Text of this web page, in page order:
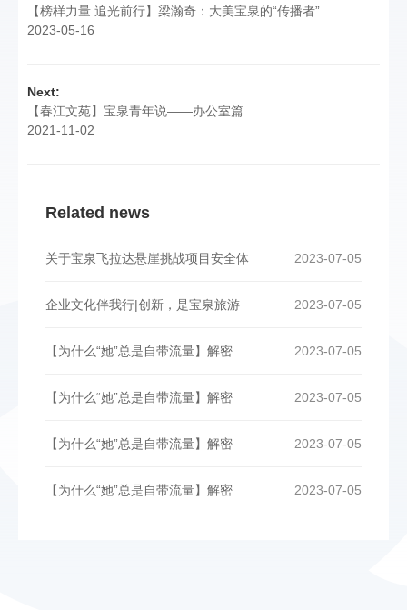
【榜样力量 追光前行】梁瀚奇：大美宝泉的“传播者”
2023-05-16
Next:
【春江文苑】宝泉青年说——办公室篇
2021-11-02
Related news
2023-07-05
关于宝泉飞拉达悬崖挑战项目安全体
2023-07-05
企业文化伴我行|创新，是宝泉旅游
2023-07-05
【为什么“她”总是自带流量】解密
2023-07-05
【为什么“她”总是自带流量】解密
2023-07-05
【为什么“她”总是自带流量】解密
2023-07-05
【为什么“她”总是自带流量】解密